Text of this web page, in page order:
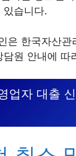
있습니다.
은 한국자산
담원 안내에 따
업자 대출